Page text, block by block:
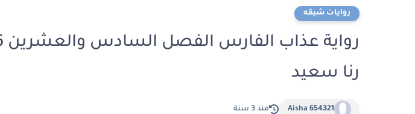
روايات شيقه
رنا سعيد
Aisha 654321 منذ 3 سنة